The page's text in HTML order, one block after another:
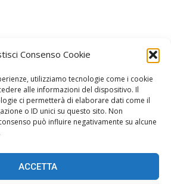
Consenso Cookie
utilizziamo tecnologie come i cookie
alle informazioni del dispositivo. Il
ci permetterà di elaborare dati come il
o ID unici su questo sito. Non
può influire negativamente su alcune
ACCETTA
Join us on Facebook
Instagram
Join us on Instagram